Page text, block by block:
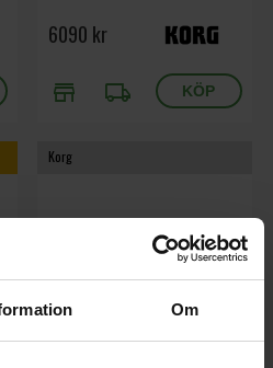
Om
6090 kr
store local_shipping
Korg